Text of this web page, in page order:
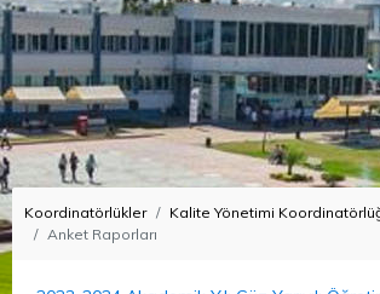
Koordinatörlükler Kalite Yönetimi
Anket Raporları